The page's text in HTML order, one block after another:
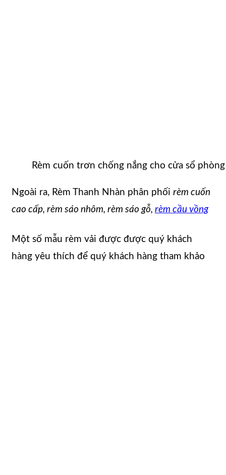
Rèm cuốn trơn chống nắng cho cửa sổ
Ngoài ra, Rèm Thanh Nhàn phân phối rèm cuốn
cao cấp, rèm sáo nhôm, rèm sáo gỗ, rèm cầu vồng
Một số mẫu rèm vải được được quý khách
hàng yêu thích để quý khách hàng tham khảo